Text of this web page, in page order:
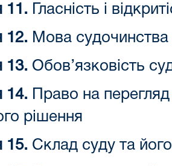
11. Гласність і
12. Мова судочинства
13. Обов’язковість
14. Право на
рішення
15. Склад суду та